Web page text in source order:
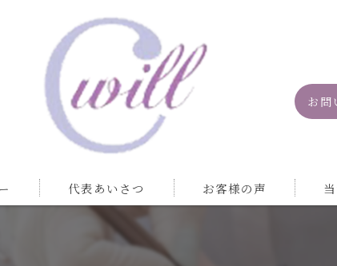
お問
代表あいさつ お客様の声